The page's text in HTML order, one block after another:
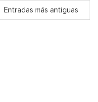
Entradas más antiguas